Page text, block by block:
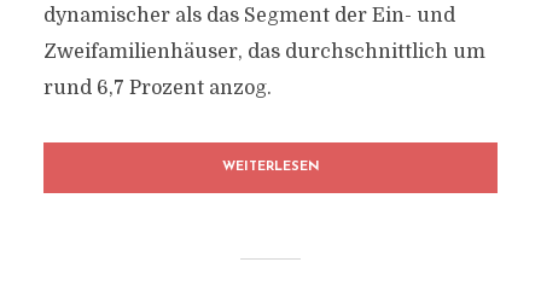
dynamischer als das Segment der Ein- und
Zweifamilienhäuser, das durchschnittlich um
rund 6,7 Prozent anzog.
WEITERLESEN